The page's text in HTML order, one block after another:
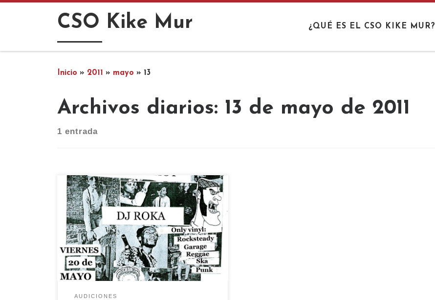
Saltar al contenidoCSO Kike Mur ¿QUÉ ES EL CSO KIKE MUR?
Inicio » 2011 » mayo » 13
Archivos diarios: 13 de mayo de 2011
1 entrada
El próximo viernes 20 de Mayo a partir
de las 22:00h te invitamos a la BIG
REGGAE PARTY!!! Rocksteady, garage,
reggae, ska, punk… pinchando SÓLO EN
VINILO: –Dj Tozi –Dj Roca –Mr. Big Shot .
Habrá tapas veganas y cócteles. Todos
los beneficios irán destinados a gastos
judiciales.
AUDICIONES